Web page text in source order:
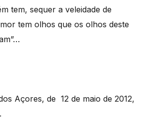
tem, sequer a veleidade de
tem olhos que os olhos deste
Açores, de 12 de maio de 2012,